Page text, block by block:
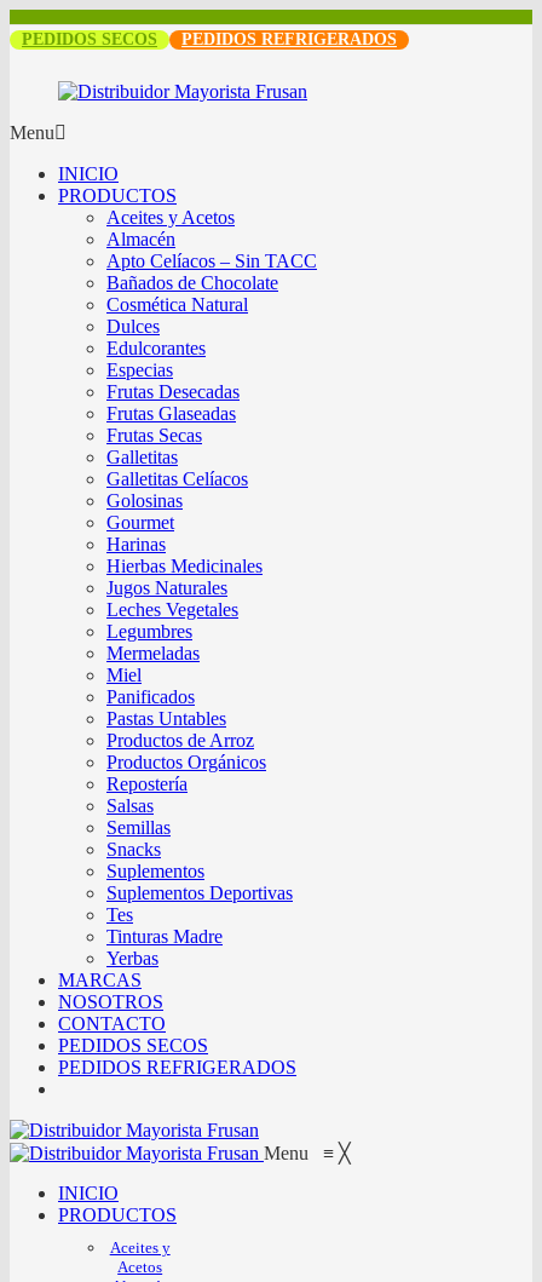
PEDIDOS SECOS PEDIDOS REFRIGERADOS
Menu
INICIO
PRODUCTOS
Aceites y Acetos
Almacén
Apto Celíacos – Sin TACC
Bañados de Chocolate
Cosmética Natural
Dulces
Edulcorantes
Especias
Frutas Desecadas
Frutas Glaseadas
Frutas Secas
Galletitas
Galletitas Celíacos
Golosinas
Gourmet
Harinas
Hierbas Medicinales
Jugos Naturales
Leches Vegetales
Legumbres
Mermeladas
Miel
Panificados
Pastas Untables
Productos de Arroz
Productos Orgánicos
Repostería
Salsas
Semillas
Snacks
Suplementos
Suplementos Deportivas
Tes
Tinturas Madre
Yerbas
MARCAS
NOSOTROS
CONTACTO
PEDIDOS SECOS
PEDIDOS REFRIGERADOS
Menu ≡ ╳
INICIO
PRODUCTOS
Aceites y
Acetos